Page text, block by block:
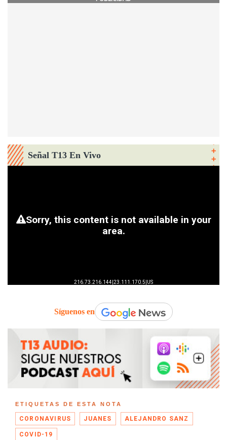
Señal T13 En Vivo
Síguenos en
ETIQUETAS DE ESTA NOTA
CORONAVIRUS JUANES ALEJANDRO SANZ
COVID-19